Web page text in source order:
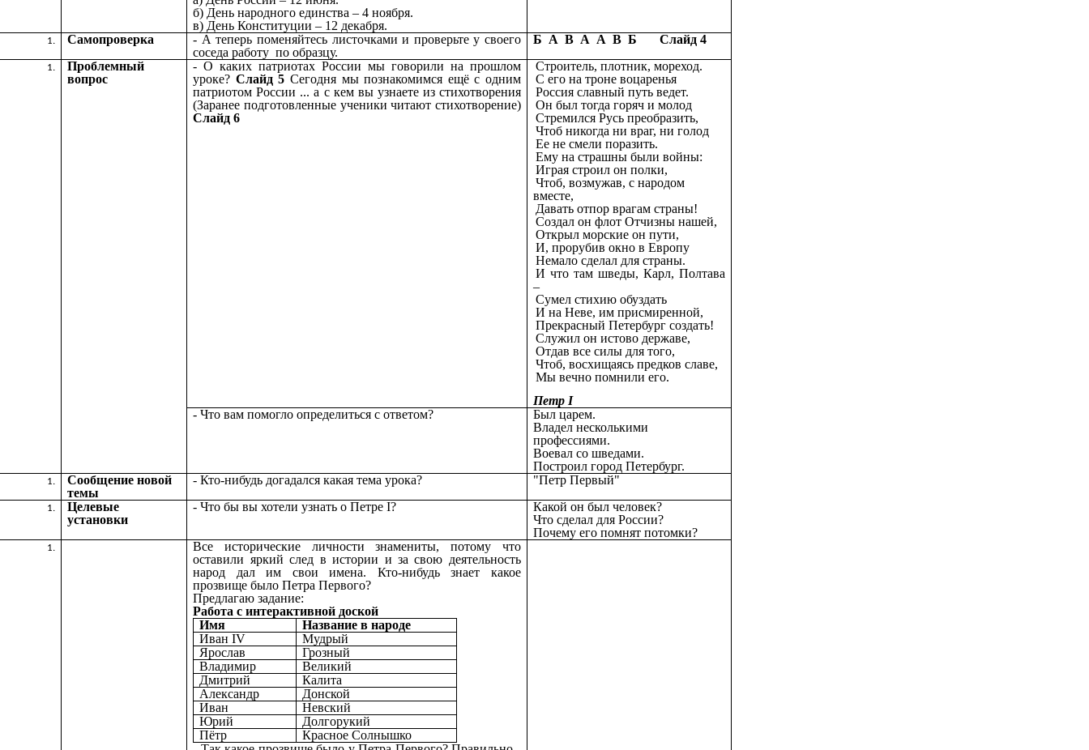
б) День народного единства – 4 ноября.
в) День Конституции – 12 декабря.
Самопроверка
- А теперь поменяйтесь листочками и проверьте у своего
соседа работу по образцу.
Б А В А А В Б Слайд 4
Проблемный
вопрос
- О каких патриотах России мы говорили на прошлом
уроке? Слайд 5 Сегодня мы познакомимся ещё с одним
патриотом России ... а с кем вы узнаете из стихотворения
(Заранее подготовленные ученики читают стихотворение)
Слайд 6
Строитель, плотник, мореход.
С его на троне воцаренья
Россия славный путь ведет.
Он был тогда горяч и молод
Стремился Русь преобразить,
Чтоб никогда ни враг, ни голод
Ее не смели поразить.
Ему на страшны были войны:
Играя строил он полки,
Чтоб, возмужав, с народом
вместе,
Давать отпор врагам страны!
Создал он флот Отчизны нашей,
Открыл морские он пути,
И, прорубив окно в Европу
Немало сделал для страны.
И что там шведы, Карл, Полтава
–
Сумел стихию обуздать
И на Неве, им присмиренной,
Прекрасный Петербург создать!
Служил он истово державе,
Отдав все силы для того,
Чтоб, восхищаясь предков славе,
Мы вечно помнили его.
Петр I
- Что вам помогло определиться с ответом?
Был царем.
Владел несколькими
профессиями.
Воевал со шведами.
Построил город Петербург.
Сообщение новой
темы
- Кто-нибудь догадался какая тема урока?
"Петр Первый"
Целевые
установки
- Что бы вы хотели узнать о Петре I?
Какой он был человек?
Что сделал для России?
Почему его помнят потомки?
Все исторические личности знамениты, потому что
оставили яркий след в истории и за свою деятельность
народ дал им свои имена. Кто-нибудь знает какое
прозвище было Петра Первого?
Предлагаю задание:
Работа с интерактивной доской
Имя
Название в народе
Иван IV
Мудрый
Ярослав
Грозный
Владимир
Великий
Дмитрий
Калита
Александр
Донской
Иван
Невский
Юрий
Долгорукий
Пётр
Красное Солнышко